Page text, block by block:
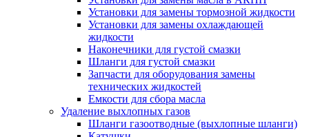
Установки для замены тормозной жидкости
Установки для замены охлаждающей
жидкости
Наконечники для густой смазки
Шланги для густой смазки
Запчасти для оборудования замены
технических жидкостей
Емкости для сбора масла
Удаление выхлопных газов
Шланги газоотводные (выхлопные шланги)